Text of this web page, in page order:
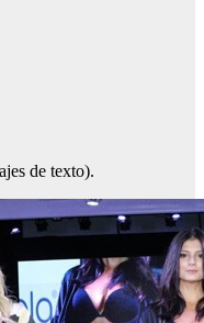
de texto).